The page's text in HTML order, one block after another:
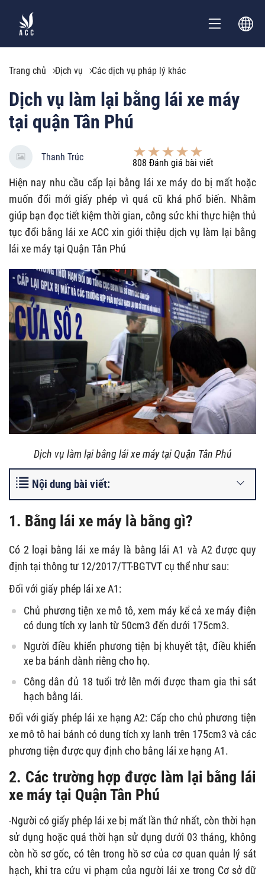
Trang chủ Dịch vụ Các dịch vụ pháp lý khác
Dịch vụ làm lại bằng lái xe máy
tại quận Tân Phú
Thanh Trúc
808 Đánh giá bài viết
Hiện nay nhu cầu cấp lại bằng lái xe máy do bị mất hoặc
muốn đổi mới giấy phép vì quá cũ khá phổ biến. Nhằm
giúp bạn đọc tiết kiệm thời gian, công sức khi thực hiện thủ
tục đổi bằng lái xe ACC xin giới thiệu dịch vụ làm lại bằng
lái xe máy tại Quận Tân Phú
Dịch vụ làm lại bằng lái xe máy tại Quận Tân Phú
Nội dung bài viết:
1. Bằng lái xe máy là bằng gì?
Có 2 loại bằng lái xe máy là bằng lái A1 và A2 được quy
định tại thông tư 12/2017/TT-BGTVT cụ thể như sau:
Đối với giấy phép lái xe A1:
Chủ phương tiện xe mô tô, xem máy kể cả xe máy điện
có dung tích xy lanh từ 50cm3 đến dưới 175cm3.
Người điều khiển phương tiện bị khuyết tật, điều khiển
xe ba bánh dành riêng cho họ.
Công dân đủ 18 tuổi trở lên mới được tham gia thi sát
hạch bằng lái.
Đối với giấy phép lái xe hạng A2: Cấp cho chủ phương tiện
xe mô tô hai bánh có dung tích xy lanh trên 175cm3 và các
phương tiện được quy định cho bằng lái xe hạng A1.
2. Các trường hợp được làm lại bằng lái
xe máy tại Quận Tân Phú
-Người có giấy phép lái xe bị mất lần thứ nhất, còn thời hạn
sử dụng hoặc quá thời hạn sử dụng dưới 03 tháng, không
còn hồ sơ gốc, có tên trong hồ sơ của cơ quan quản lý sát
hạch, khi tra cứu vi phạm của người lái xe trong Cơ sở dữ